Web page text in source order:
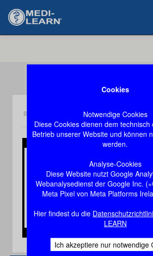
Cookies
Notwendige Cookies
Diese Cookies dienen dem technisch
Betrieb unserer Website und können
werden.
Analyse-Cookies
Diese Website nutzt Google
Webanalysedienst der Google Inc.
Meta Pixel von Meta Platforms
Hier findest du die
LEARN
Ich akzeptiere nur notwendige
Demozugang, das Video stoppt
Video